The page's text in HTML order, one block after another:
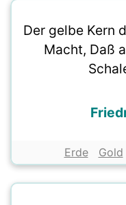
Der gelbe Kern
Macht, Daß
Erde Gold